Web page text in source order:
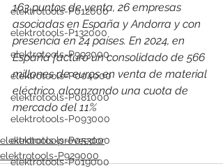
elektrotools-P012000
elektrotools-P132000
elektrotools-P993000
elektrotools-P004000
elektrotools-P081000
elektrotools-P093000
elektrotools-P053000
elektrotools-P019000
163 puntos de venta, 26 empresas
asociadas en España y Andorra y con
presencia en 24 países. En 2024, en
España facturó un consolidado de 566
millones de euros en venta de material
eléctrico, alcanzando una cuota de
mercado del 11%
elektrotools-proveedor
elektrotools-P929000